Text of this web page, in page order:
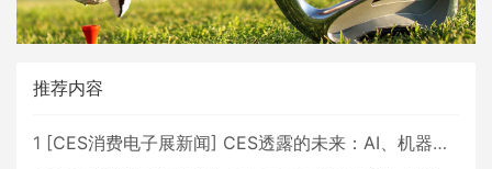
推荐内容
1 [CES消费电子展新闻] CES透露的未来：AI、机器人与智能生活大爆发